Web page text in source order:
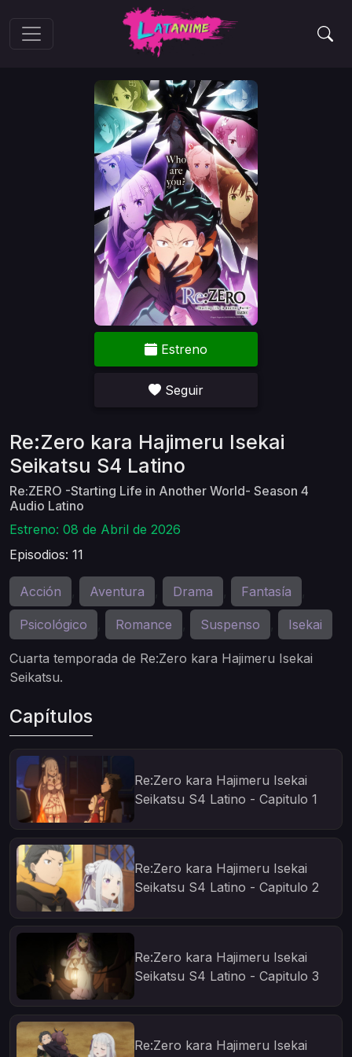
Estreno
Seguir
Re:Zero kara Hajimeru Isekai
Seikatsu S4 Latino
Re:ZERO -Starting Life in Another World- Season 4
Audio Latino
Estreno: 08 de Abril de 2026
Episodios: 11
Acción Aventura Drama Fantasía
Psicológico Romance Suspenso Isekai
Cuarta temporada de Re:Zero kara Hajimeru Isekai
Seikatsu.
Capítulos
Re:Zero kara Hajimeru Isekai
Seikatsu S4 Latino - Capitulo 1
Re:Zero kara Hajimeru Isekai
Seikatsu S4 Latino - Capitulo 2
Re:Zero kara Hajimeru Isekai
Seikatsu S4 Latino - Capitulo 3
Re:Zero kara Hajimeru Isekai